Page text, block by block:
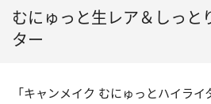
むにゅっと生レア＆しっと
ター
「キャンメイク むにゅっとハイラ